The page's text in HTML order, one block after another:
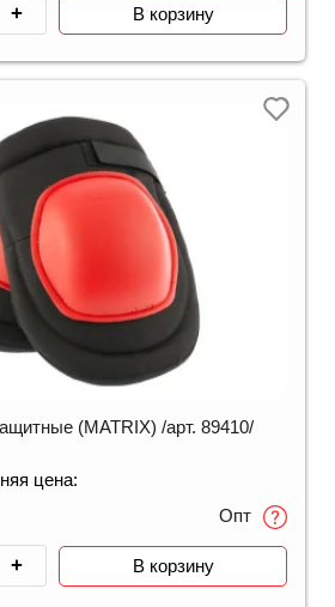
+ В корзину
(MATRIX) /арт. 89410/
цена:
Опт
+ В корзину